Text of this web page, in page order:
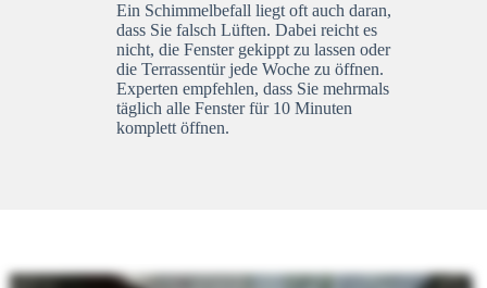
Ein Schimmelbefall liegt oft auch daran,
dass Sie falsch Lüften. Dabei reicht es
nicht, die Fenster gekippt zu lassen oder
die Terrassentür jede Woche zu öffnen.
Experten empfehlen, dass Sie mehrmals
täglich alle Fenster für 10 Minuten
komplett öffnen.